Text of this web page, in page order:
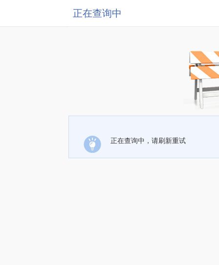
正在查询中
正在查询中，请刷新重试